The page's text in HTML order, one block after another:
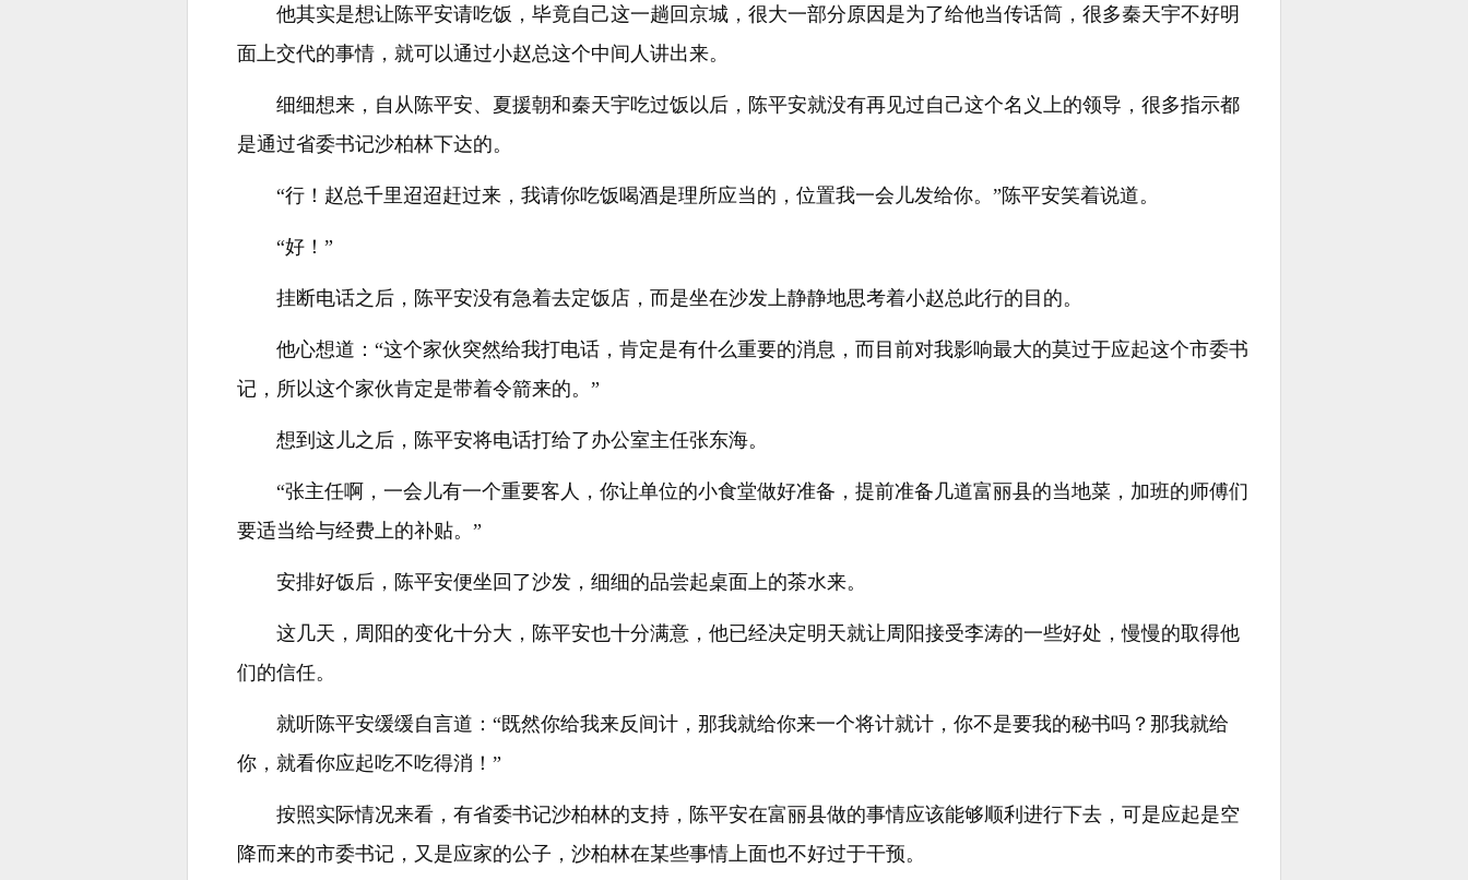
他其实是想让陈平安请吃饭，毕竟自己这一趟回京城，很大一部分原因是为了给他当传话筒，很多秦天宇不好明
面上交代的事情，就可以通过小赵总这个中间人讲出来。
细细想来，自从陈平安、夏援朝和秦天宇吃过饭以后，陈平安就没有再见过自己这个名义上的领导，很多指示都
是通过省委书记沙柏林下达的。
“行！赵总千里迢迢赶过来，我请你吃饭喝酒是理所应当的，位置我一会儿发给你。”陈平安笑着说道。
“好！”
挂断电话之后，陈平安没有急着去定饭店，而是坐在沙发上静静地思考着小赵总此行的目的。
他心想道：“这个家伙突然给我打电话，肯定是有什么重要的消息，而目前对我影响最大的莫过于应起这个市委书
记，所以这个家伙肯定是带着令箭来的。”
想到这儿之后，陈平安将电话打给了办公室主任张东海。
“张主任啊，一会儿有一个重要客人，你让单位的小食堂做好准备，提前准备几道富丽县的当地菜，加班的师傅们
要适当给与经费上的补贴。”
安排好饭后，陈平安便坐回了沙发，细细的品尝起桌面上的茶水来。
这几天，周阳的变化十分大，陈平安也十分满意，他已经决定明天就让周阳接受李涛的一些好处，慢慢的取得他
们的信任。
就听陈平安缓缓自言道：“既然你给我来反间计，那我就给你来一个将计就计，你不是要我的秘书吗？那我就给
你，就看你应起吃不吃得消！”
按照实际情况来看，有省委书记沙柏林的支持，陈平安在富丽县做的事情应该能够顺利进行下去，可是应起是空
降而来的市委书记，又是应家的公子，沙柏林在某些事情上面也不好过于干预。